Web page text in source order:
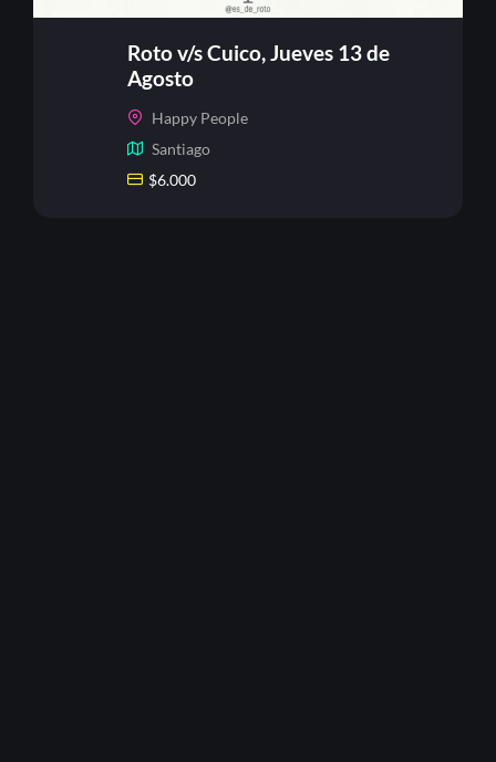
Roto v/s Cuico, Jueves 13 de
Agosto
Happy People
Santiago
$6.000